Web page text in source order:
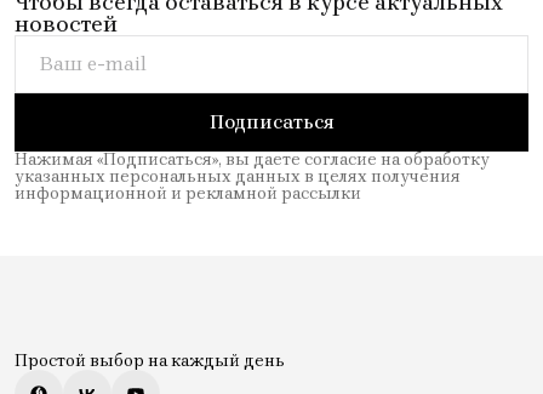
новостей
Подписаться
Нажимая «Подписаться», вы даете согласие на обработку
указанных персональных данных в целях получения
информационной и рекламной рассылки
Простой выбор на каждый день